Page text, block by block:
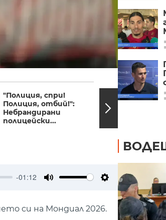
"Полиция, спри!
Полиция, отбий!":
Небрандирани
полицейски...
08:44, 17.06.2026
-01:12
Settings
си на Мондиал 2026.